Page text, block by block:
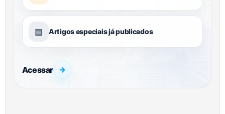
▤ Artigos especiais já publicados
Acessar →